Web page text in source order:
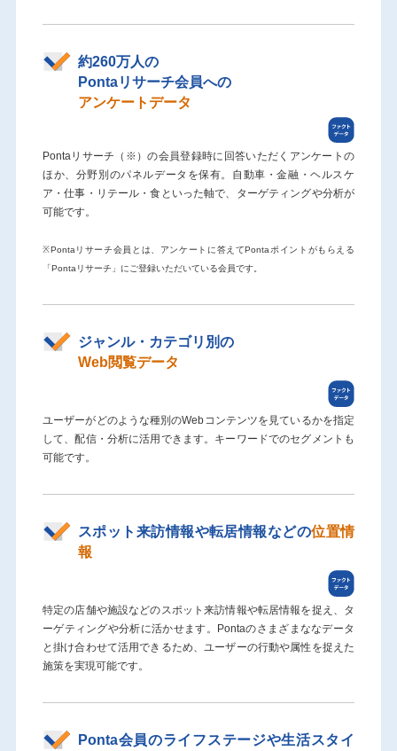
約260万人の
Pontaリサーチ会員への
アンケートデータ
Pontaリサーチ（※）の会員登録時に回答いただくアンケートの
ほか、分野別のパネルデータを保有。自動車・金融・ヘルスケ
ア・仕事・リテール・食といった軸で、ターゲティングや分析が
可能です。
※Pontaリサーチ会員とは、アンケートに答えてPontaポイントがもらえる
「Pontaリサーチ」にご登録いただいている会員です。
ジャンル・カテゴリ別の
Web閲覧データ
ユーザーがどのような種別のWebコンテンツを見ているかを指定
して、配信・分析に活用できます。キーワードでのセグメントも
可能です。
スポット来訪情報や転居情報などの位置情
報
特定の店舗や施設などのスポット来訪情報や転居情報を捉え、タ
ーゲティングや分析に活かせます。Pontaのさまざまななデータ
と掛け合わせて活用できるため、ユーザーの行動や属性を捉えた
施策を実現可能です。
Ponta会員のライフステージや生活スタイ